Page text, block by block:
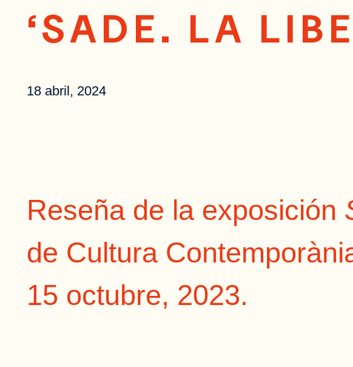
‘SADE. LA
18 abril, 2024
Reseña de la exposición
de Cultura
15 octubre, 2023.